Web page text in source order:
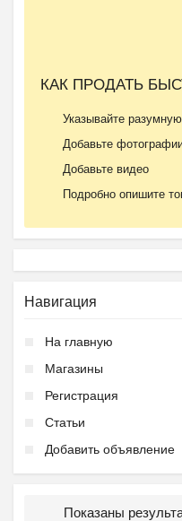
КАК ПРОДАТЬ
Указывайте
Добавьте
Добавьте видео
Подробно опишите
Навигация
На главную
Магазины
Регистрация
Статьи
Добавить объявление
Показаны